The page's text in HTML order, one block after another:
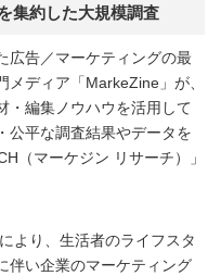
集約した大規模調査
広告／マーケティングの最
ディア「MarkeZine」が、
・編集ノウハウを活用して
公平な調査結果やデータを
（マーケジン リサーチ）」
より、生活者のライフスタ
伴い企業のマーケティング